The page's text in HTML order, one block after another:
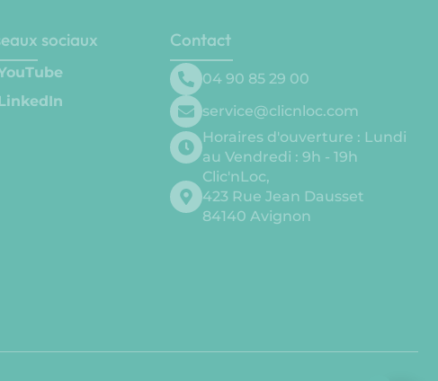
sociaux Contact
04 90 85 29 00
service@clicnloc.com
Horaires d'ouverture​ : Lundi
au Vendredi : 9h - 19h
Clic'nLoc,
423 Rue Jean Dausset
84140 Avignon